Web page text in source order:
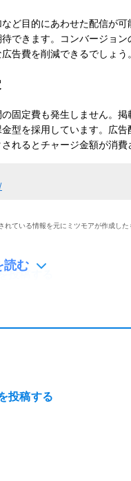
ど目的にあわせた配信が可
できます。
コンバージョ
告費を削減できるでしょう。
固定費も発生しません。 掲
型を採用しています。 広告
れるとチャージ金額が消費
れている情報を元にミツモアが作成した
投稿する
読む
投稿する